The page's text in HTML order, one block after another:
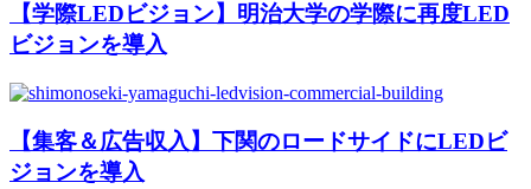
【学際LEDビジョン】明治大学の学際に再度LED
ビジョンを導入
【集客＆広告収入】下関のロードサイドにLEDビ
ジョンを導入